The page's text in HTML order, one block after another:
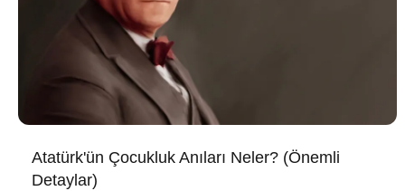
Atatürk'ün Çocukluk Anıları Neler? (Önemli
Detaylar)